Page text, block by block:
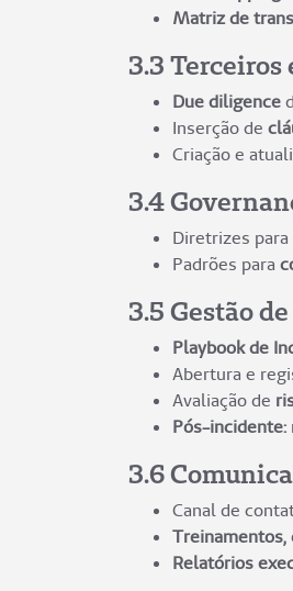
Matriz de
3.3 Terceiros
Due diligence
Inserção de
Criação e
3.4
Diretrizes para
Padrões para
3.5 Gestão
Playbook de
Abertura e
Avaliação de
Pós-incidente:
3.6
Canal de
Treinamentos,
Relatórios